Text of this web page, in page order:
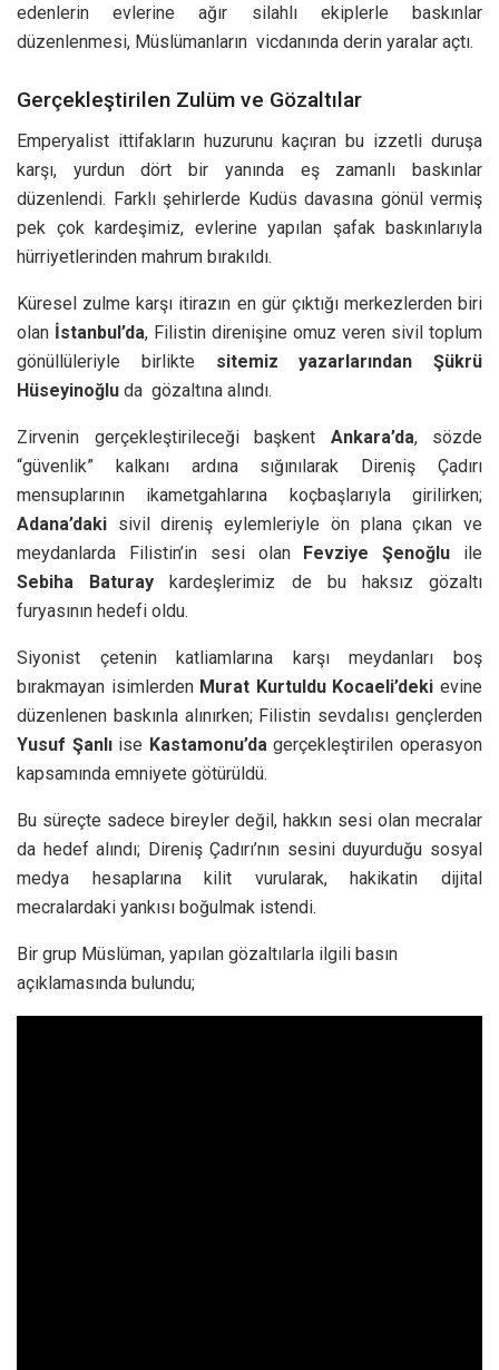
edenlerin evlerine ağır silahlı ekiplerle baskınlar
düzenlenmesi, Müslümanların vicdanında derin yaralar açtı.
Gerçekleştirilen Zulüm ve Gözaltılar
Emperyalist ittifakların huzurunu kaçıran bu izzetli duruşa
karşı, yurdun dört bir yanında eş zamanlı baskınlar
düzenlendi. Farklı şehirlerde Kudüs davasına gönül vermiş
pek çok kardeşimiz, evlerine yapılan şafak baskınlarıyla
hürriyetlerinden mahrum bırakıldı.
Küresel zulme karşı itirazın en gür çıktığı merkezlerden biri
olan İstanbul’da, Filistin direnişine omuz veren sivil toplum
gönüllüleriyle birlikte sitemiz yazarlarından Şükrü
Hüseyinoğlu da gözaltına alındı.
Zirvenin gerçekleştirileceği başkent Ankara’da, sözde
“güvenlik” kalkanı ardına sığınılarak Direniş Çadırı
mensuplarının ikametgahlarına koçbaşlarıyla girilirken;
Adana’daki sivil direniş eylemleriyle ön plana çıkan ve
meydanlarda Filistin’in sesi olan Fevziye Şenoğlu ile
Sebiha Baturay kardeşlerimiz de bu haksız gözaltı
furyasının hedefi oldu.
Siyonist çetenin katliamlarına karşı meydanları boş
bırakmayan isimlerden Murat Kurtuldu Kocaeli’deki evine
düzenlenen baskınla alınırken; Filistin sevdalısı gençlerden
Yusuf Şanlıise Kastamonu’dagerçekleştirilen operasyon
kapsamında emniyete götürüldü.
Bu süreçte sadece bireyler değil, hakkın sesi olan mecralar
da hedef alındı; Direniş Çadırı’nın sesini duyurduğu sosyal
medya hesaplarına kilit vurularak, hakikatin dijital
mecralardaki yankısı boğulmak istendi.
Bir grup Müslüman, yapılan gözaltılarla ilgili basın
açıklamasında bulundu;